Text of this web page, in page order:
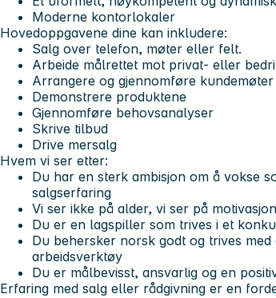
Moderne kontorlokaler
Hovedoppgavene dine kan inkludere:
Salg over telefon, møter eller felt.
Arbeide målrettet mot privat- eller
Arrangere og gjennomføre kundemøter
Demonstrere produktene
Gjennomføre behovsanalyser
Skrive tilbud
Drive mersalg
Hvem vi ser etter:
Du har en sterk ambisjon om å vokse
salgserfaring
Vi ser ikke på alder, vi ser på
Du er en lagspiller som trives i et
Du behersker norsk godt og trives
arbeidsverktøy
Du er målbevisst, ansvarlig og en
Erfaring med salg eller rådgivning er en